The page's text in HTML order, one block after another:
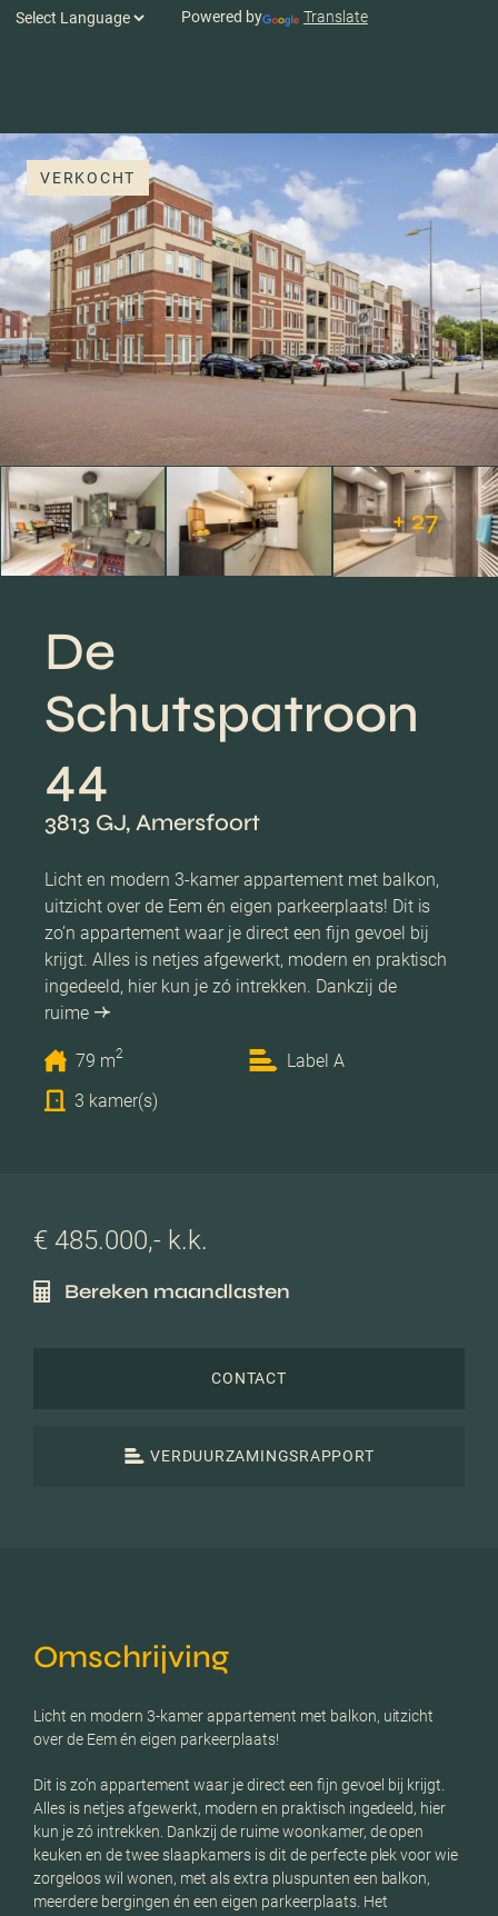
Powered by Translate
VERKOCHT
+ 27
De
Schutspatroon
44
3813 GJ, Amersfoort
Licht en modern 3-kamer appartement met balkon,
uitzicht over de Eem én eigen parkeerplaats! Dit is
zo’n appartement waar je direct een fijn gevoel bij
krijgt. Alles is netjes afgewerkt, modern en praktisch
ingedeeld, hier kun je zó intrekken. Dankzij de
ruime
79 m2
Label A
3 kamer(s)
€ 485.000,- k.k.
Bereken maandlasten
CONTACT
VERDUURZAMINGSRAPPORT
Omschrijving
Licht en modern 3-kamer appartement met balkon, uitzicht
over de Eem én eigen parkeerplaats!
Dit is zo’n appartement waar je direct een fijn gevoel bij krijgt.
Alles is netjes afgewerkt, modern en praktisch ingedeeld, hier
kun je zó intrekken. Dankzij de ruime woonkamer, de open
keuken en de twee slaapkamers is dit de perfecte plek voor wie
zorgeloos wil wonen, met als extra pluspunten een balkon,
meerdere bergingen én een eigen parkeerplaats. Het